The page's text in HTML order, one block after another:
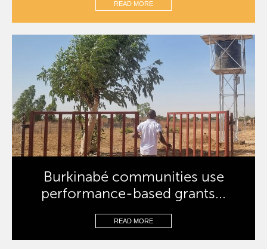
READ MORE
Burkinabé communities use
performance-based grants...
READ MORE